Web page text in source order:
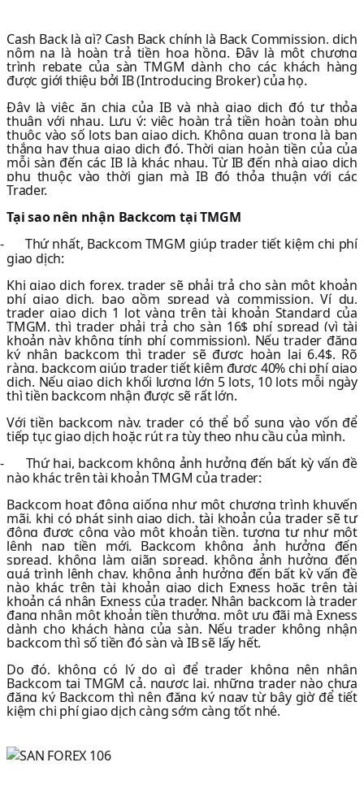
Cash Back là gì? Cash Back chính là Back Commission, dịch
nôm na là hoàn trả tiền hoa hồng. Đây là một chương
trình rebate của sàn TMGM dành cho các khách hàng
được giới thiệu bởi IB (Introducing Broker) của họ.
Đây là việc ăn chia của IB và nhà giao dịch đó tự thỏa
thuận với nhau. Lưu ý: việc hoàn trả tiền hoàn toàn phụ
thuộc vào số lots bạn giao dịch. Không quan trọng là bạn
thắng hay thua giao dịch đó. Thời gian hoàn tiền của của
mỗi sàn đến các IB là khác nhau. Từ IB đến nhà giao dịch
phụ thuộc vào thời gian mà IB đó thỏa thuận với các
Trader.
Tại sao nên nhận Backcom tại TMGM
-
Thứ nhất, Backcom TMGM giúp trader tiết kiệm chi phí
giao dịch:
Khi giao dịch forex, trader sẽ phải trả cho sàn một khoản
phí giao dịch, bao gồm spread và commission. Ví dụ,
trader giao dịch 1 lot vàng trên tài khoản Standard của
TMGM, thì trader phải trả cho sàn 16$ phí spread (vì tài
khoản này không tính phí commission). Nếu trader đăng
ký nhận backcom thì trader sẽ được hoàn lại 6.4$. Rõ
ràng, backcom giúp trader tiết kiệm được 40% chi phí giao
dịch. Nếu giao dịch khối lượng lớn 5 lots, 10 lots mỗi ngày
thì tiền backcom nhận được sẽ rất lớn.
Với tiền backcom này, trader có thể bổ sung vào vốn để
tiếp tục giao dịch hoặc rút ra tùy theo nhu cầu của mình.
-
Thứ hai, backcom không ảnh hưởng đến bất kỳ vấn đề
nào khác trên tài khoản TMGM của trader:
Backcom hoạt động giống như một chương trình khuyến
mãi, khi có phát sinh giao dịch, tài khoản của trader sẽ tự
động được cộng vào một khoản tiền, tương tự như một
lệnh nạp tiền mới. Backcom không ảnh hưởng đến
spread, không làm giãn spread, không ảnh hưởng đến
quá trình lệnh chạy, không ảnh hưởng đến bất kỳ vấn đề
nào khác trên tài khoản giao dịch Exness hoặc trên tài
khoản cá nhân Exness của trader. Nhận backcom là trader
đang nhận một khoản tiền thưởng, một ưu đãi mà Exness
dành cho khách hàng của sàn. Nếu trader không nhận
backcom thì số tiền đó sàn và IB sẽ lấy hết.
Do đó, không có lý do gì để trader không nên nhận
Backcom tại TMGM cả, ngược lại, những trader nào chưa
đăng ký Backcom thì nên đăng ký ngay từ bây giờ để tiết
kiệm chi phí giao dịch càng sớm càng tốt nhé.